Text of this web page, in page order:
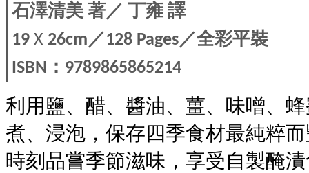
石澤清美 著／ 丁雍 譯
19 X 26cm／128 Pages／全彩平裝
ISBN ： 9789865865214
利用鹽、醋、醬油、薑、味噌、
煮、浸泡，保存四季食材最純粹
時刻品嘗季節滋味，享受自製醃